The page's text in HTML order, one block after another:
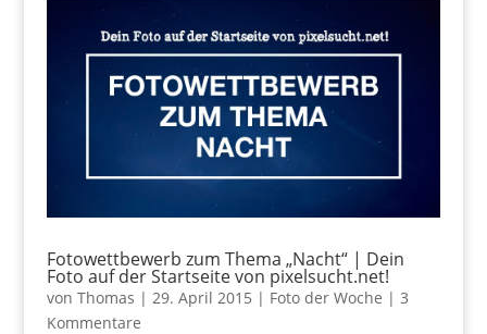
Fotowettbewerb zum Thema „Nacht“ | Dein
Foto auf der Startseite von pixelsucht.net!
von Thomas | 29. April 2015 | Foto der Woche | 3
Kommentare